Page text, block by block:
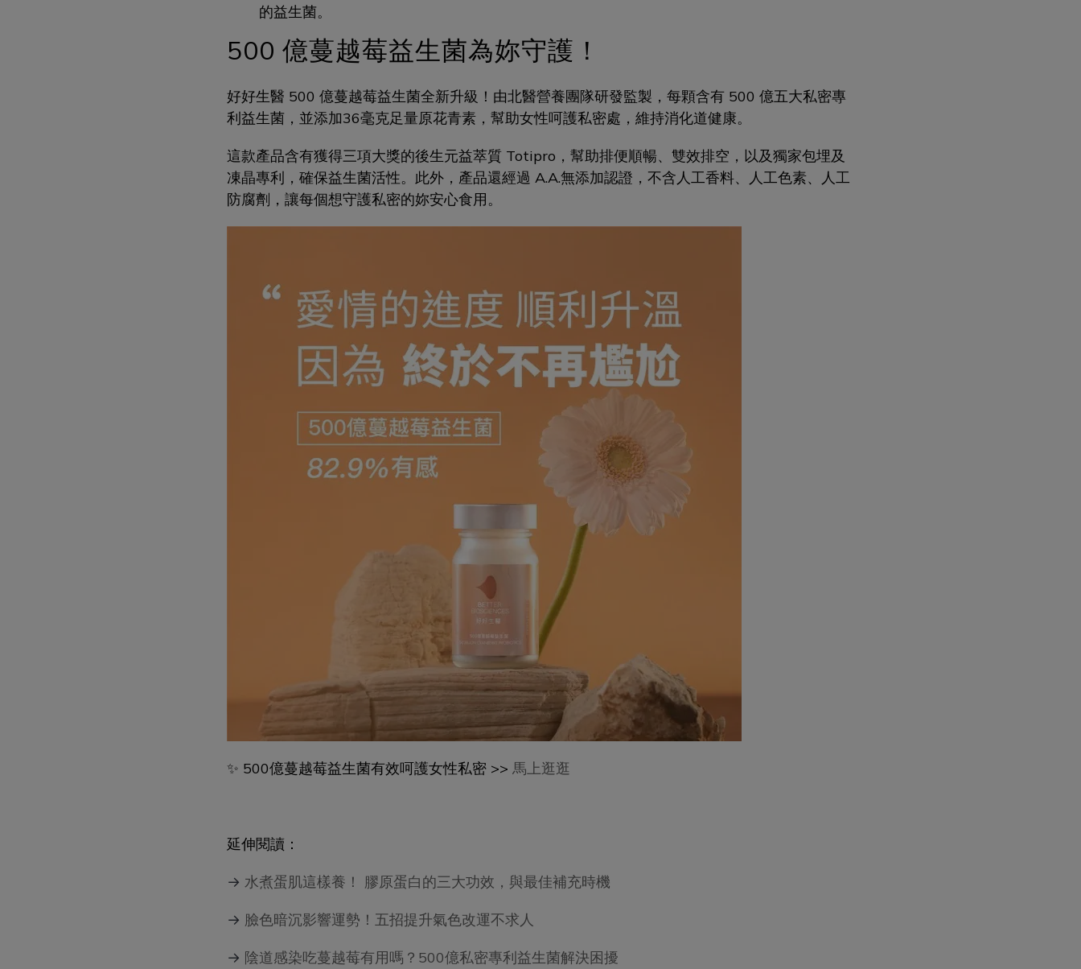
的益生菌。
500 億蔓越莓益生菌為妳守護！
好好生醫 500 億蔓越莓益生菌全新升級！由北醫營養團隊研發監製，每顆含有 500 億五大私密專
利益生菌，並添加36毫克足量原花青素，幫助女性呵護私密處，維持消化道健康。
這款產品含有獲得三項大獎的後生元益萃質 Totipro，幫助排便順暢、雙效排空，以及獨家包埋及
凍晶專利，確保益生菌活性。此外，產品還經過 A.A.無添加認證，不含人工香料、人工色素、人工
防腐劑，讓每個想守護私密的妳安心食用。
✨ 500億蔓越莓益生菌有效呵護女性私密 >> 馬上逛逛
延伸閱讀：
→ 水煮蛋肌這樣養！ 膠原蛋白的三大功效，與最佳補充時機
→ 臉色暗沉影響運勢！五招提升氣色改運不求人
→ 陰道感染吃蔓越莓有用嗎？500億私密專利益生菌解決困擾